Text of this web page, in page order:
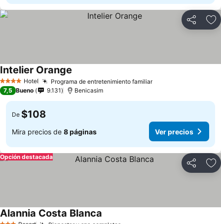
Compartir
4 EstrellasHotel Programa de entretenimiento familiar
Intelier Orange
7,5 Bueno 9.131 Benicasim
De $108
Mira precios de 8 páginas Ver precios
Compartir
Opción destacada
Alannia Costa Blanca